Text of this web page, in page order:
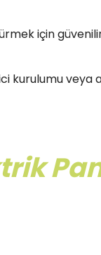
için
kurulumu veya